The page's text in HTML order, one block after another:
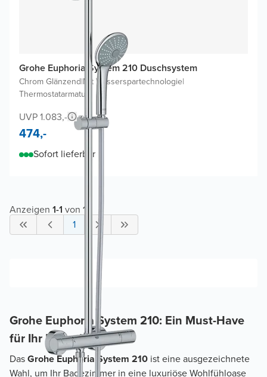
Grohe Euphoria System 210 Duschsystem
Chrom Glänzend|Mit Wasserspartechnologie|
Thermostatarmatur
UVP 1.083,-
474,-
Sofort lieferbar
Anzeigen 1-1 von 1
1
Grohe Euphoria System 210: Ein Must-Have
für Ihr Badezimmer
DasGrohe Euphoria System 210 ist eine ausgezeichnete
Wahl, um Ihr Badezimmer in eine luxuriöse Wohlfühloase